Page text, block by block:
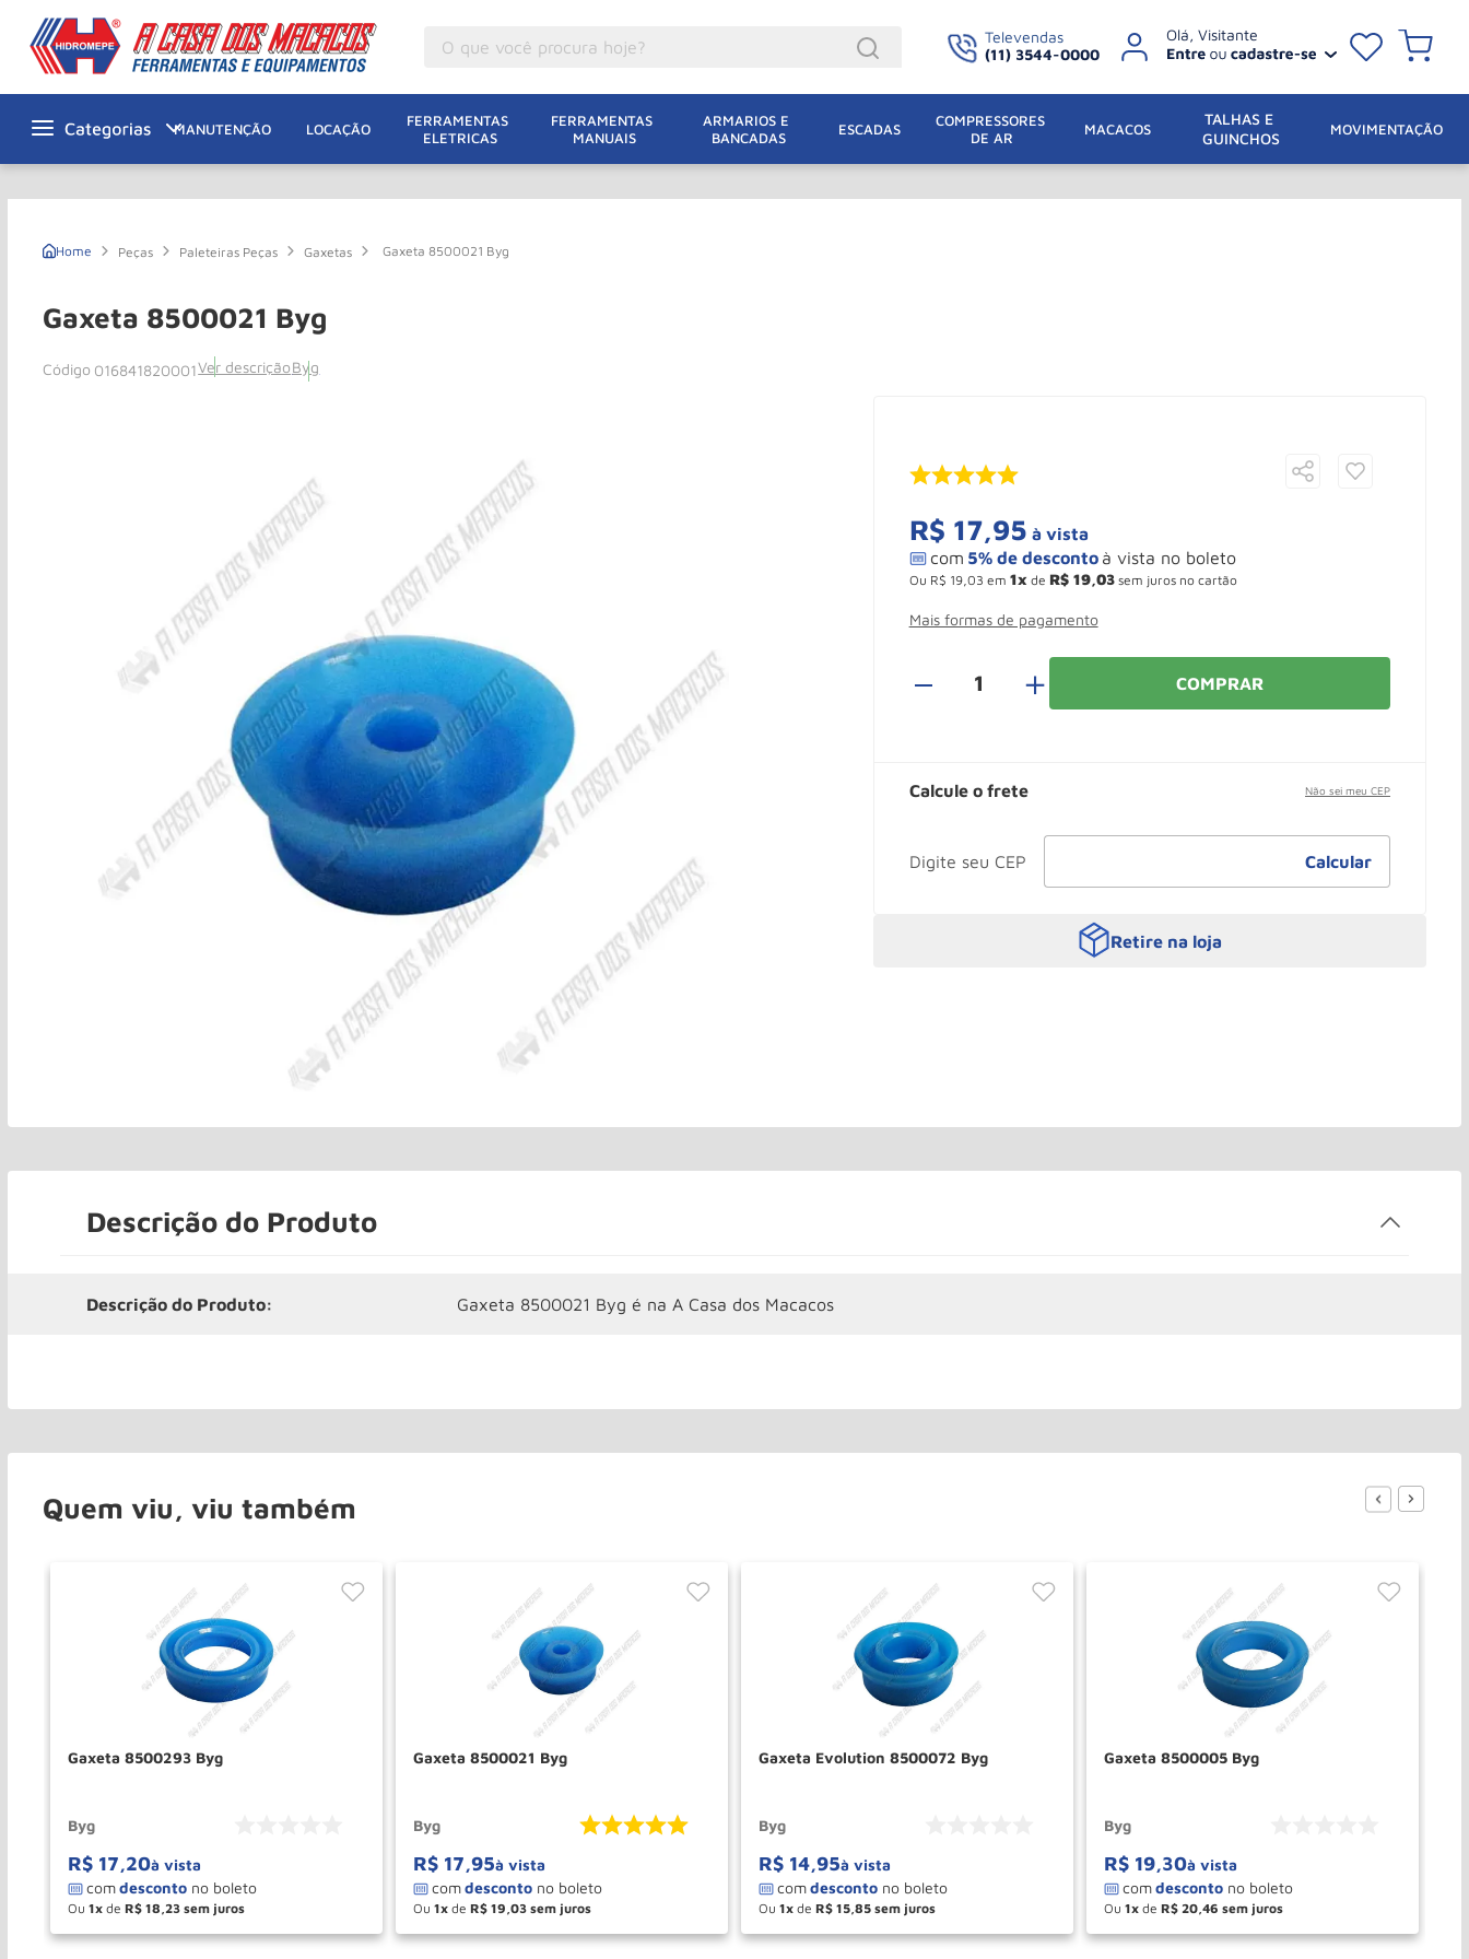
Televendas
(11) 3544-0000
MANUTENÇÃO LOCAÇÃO
FERRAMENTAS
ELETRICAS
FERRAMENTAS
MANUAIS
ARMARIOS E
BANCADAS
ESCADAS
COMPRESSORES
DE AR
MACACOS
TALHAS E
GUINCHOS
MOVIMENTAÇÃO
Peças Paleteiras Peças Gaxetas Gaxeta 8500021 Byg
Gaxeta 8500021 Byg
016841820001Ver descriçãoByg
R$ 17,95 à vista
Ou R$ 19, 03 em 1 de R$ 19,03sem juros no cartão
Mais formas de pagamento
＋ COMPRAR
Calcule o frete Não sei meu CEP
Retire na loja
Descrição do Produto
Descrição do Produto: Gaxeta 8500021 Byg é na A Casa dos Macacos
Quem viu, viu também
Gaxeta 8500293 Byg
Byg
R$ 17,20à vista
Ou 1 de R$ 18 23
＋
－ COMPRAR
Gaxeta 8500021 Byg
Byg
R$ 17,95à vista
Ou 1 de R$ 19 03
＋
－ COMPRAR
Gaxeta Evolution 8500072 Byg
Byg
R$ 14,95à vista
Ou 1 de R$ 15 85
＋
－ COMPRAR
Gaxeta 8500005 Byg
Byg
R$ 19,30à vista
Ou 1 de R$ 20 46
＋
－ COMPRAR
1º Macacos